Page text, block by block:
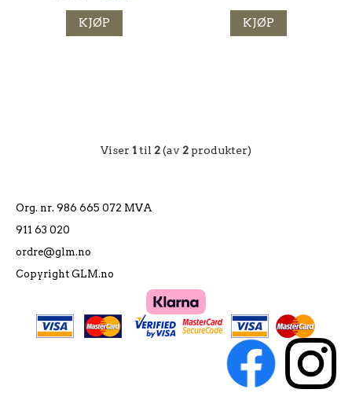
KJØP KJØP
Viser 1til 2(av 2 produkter)
Org. nr. 986 665 072 MVA
911 63 020
ordre@glm.no
Copyright GLM.no